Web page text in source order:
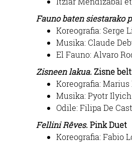
Fauno baten siestarako
Koreografia: Serge
Musika: Claude
El Fauno: Alvaro
Zisneen lakua.Zisne
Koreografia: Marius
Musika: Pyotr
Odile: Filipa De
Fellini Rêves.Pink Duet
Koreografia: Fabio